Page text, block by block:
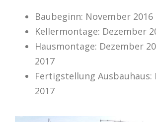
Baubeginn: November 2016
Kellermontage: Dezember
Hausmontage: Dezember
2017
Fertigstellung Ausbauhaus:
2017